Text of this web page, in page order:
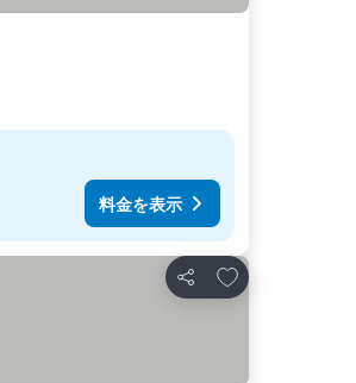
料金を表示
シェア
お気に入りに追加